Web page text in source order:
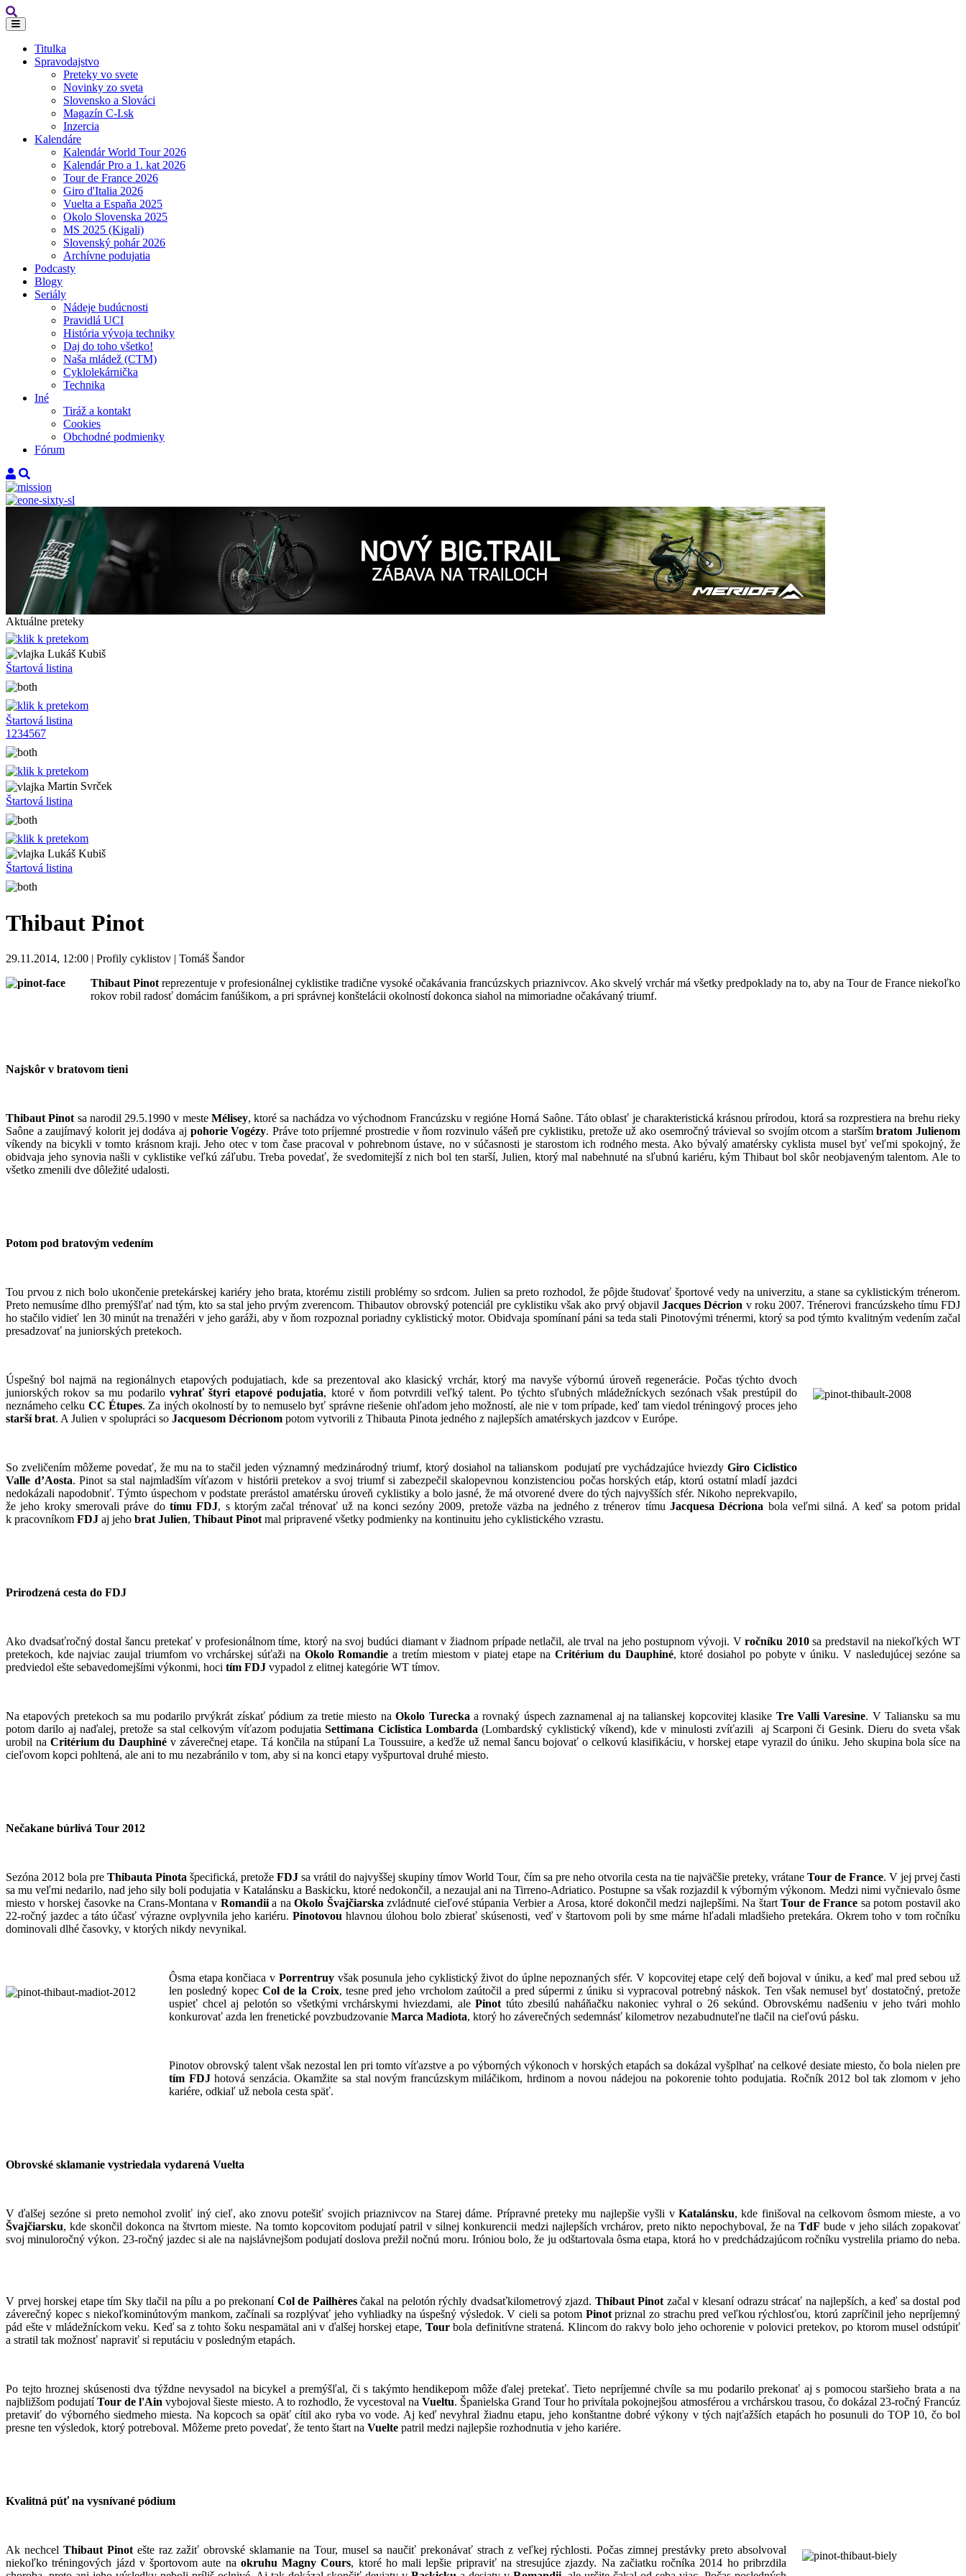
Titulka
Spravodajstvo
Preteky vo svete
Novinky zo sveta
Slovensko a Slováci
Magazín C-I.sk
Inzercia
Kalendáre
Kalendár World Tour 2026
Kalendár Pro a 1. kat 2026
Tour de France 2026
Giro d'Italia 2026
Vuelta a Espaňa 2025
Okolo Slovenska 2025
MS 2025 (Kigali)
Slovenský pohár 2026
Archívne podujatia
Podcasty
Blogy
Seriály
Nádeje budúcnosti
Pravidlá UCI
História vývoja techniky
Daj do toho všetko!
Naša mládež (CTM)
Cyklolekárnička
Technika
Iné
Tiráž a kontakt
Cookies
Obchodné podmienky
Fórum
Aktuálne preteky
Lukáš Kubiš
Štartová listina
Štartová listina
1 234567
Martin Svrček
Štartová listina
Lukáš Kubiš
Štartová listina
Thibaut Pinot
29.11.2014, 12:00 | Profily cyklistov | Tomáš Šandor
Thibaut Pinot reprezentuje v profesionálnej cyklistike tradične vysoké očakávania francúzskych priaznivcov. Ako skvelý vrchár má všetky predpoklady na to, aby na Tour de France niekoľko
rokov robil radosť domácim fanúšikom, a pri správnej konštelácii okolností dokonca siahol na mimoriadne očakávaný triumf.
Najskôr v bratovom tieni
Thibaut Pinot sa narodil 29.5.1990 v meste Mélisey, ktoré sa nachádza vo východnom Francúzsku v regióne Horná Saône. Táto oblasť je charakteristická krásnou prírodou, ktorá sa rozprestiera na brehu rieky
Saône a zaujímavý kolorit jej dodáva aj pohorie Vogézy. Práve toto príjemné prostredie v ňom rozvinulo vášeň pre cyklistiku, pretože už ako osemročný trávieval so svojím otcom a staršímbratom Julienom
víkendy na bicykli v tomto krásnom kraji. Jeho otec v tom čase pracoval v pohrebnom ústave, no v súčasnosti je starostom ich rodného mesta. Ako bývalý amatérsky cyklista musel byť veľmi spokojný, že
obidvaja jeho synovia našli v cyklistike veľkú záľubu. Treba povedať, že svedomitejší z nich bol ten starší, Julien, ktorý mal nabehnuté na sľubnú kariéru, kým Thibaut bol skôr neobjaveným talentom. Ale to
všetko zmenili dve dôležité udalosti.
Potom pod bratovým vedením
Tou prvou z nich bolo ukončenie pretekárskej kariéry jeho brata, ktorému zistili problémy so srdcom. Julien sa preto rozhodol, že pôjde študovať športové vedy na univerzitu, a stane sa cyklistickým trénerom.
Preto nemusíme dlho premýšľať nad tým, kto sa stal jeho prvým zverencom. Thibautov obrovský potenciál pre cyklistiku však ako prvý objavilJacques Décrion v roku 2007. Trénerovi francúzskeho tímu FDJ
ho stačilo vidieť len 30 minút na trenažéri v jeho garáži, aby v ňom rozpoznal poriadny cyklistický motor. Obidvaja spomínaní páni sa teda stali Pinotovými trénermi, ktorý sa pod týmto kvalitným vedením začal
presadzovať na juniorských pretekoch.
Úspešný bol najmä na regionálnych etapových podujatiach, kde sa prezentoval ako klasický vrchár, ktorý ma navyše výbornú úroveň regenerácie. Počas týchto dvoch
juniorských rokov sa mu podarilovyhrať štyri etapové podujatia, ktoré v ňom potvrdili veľký talent. Po týchto sľubných mládežníckych sezónach však prestúpil do
neznámeho celku CC Étupes. Za iných okolností by to nemuselo byť správne riešenie ohľadom jeho možností, ale nie v tom prípade, keď tam viedol tréningový proces jeho
starší brat. A Julien v spolupráci so Jacquesom Décrionom potom vytvorili z Thibauta Pinota jedného z najlepších amatérskych jazdcov v Európe.
So zveličením môžeme povedať, že mu na to stačil jeden významný medzinárodný triumf, ktorý dosiahol na talianskom podujatí pre vychádzajúce hviezdyGiro Ciclistico
Valle d’Aosta. Pinot sa stal najmladším víťazom v histórii pretekov a svoj triumf si zabezpečil skalopevnou konzistenciou počas horských etáp, ktorú ostatní mladí jazdci
nedokázali napodobniť. Týmto úspechom v podstate prerástol amatérsku úroveň cyklistiky a bolo jasné, že má otvorené dvere do tých najvyšších sfér. Nikoho neprekvapilo,
že jeho kroky smerovali práve do tímu FDJ, s ktorým začal trénovať už na konci sezóny 2009, pretože väzba na jedného z trénerov tímuJacquesa Décriona bola veľmi silná. A keď sa potom pridal
k pracovníkom FDJ aj jeho brat Julien, Thibaut Pinot mal pripravené všetky podmienky na kontinuitu jeho cyklistického vzrastu.
Prirodzená cesta do FDJ
Ako dvadsaťročný dostal šancu pretekať v profesionálnom tíme, ktorý na svoj budúci diamant v žiadnom prípade netlačil, ale trval na jeho postupnom vývoji. Vročníku 2010sa predstavil na niekoľkých WT
pretekoch, kde najviac zaujal triumfom vo vrchárskej súťaži na Okolo Romandie a tretím miestom v piatej etape naCritérium du Dauphiné, ktoré dosiahol po pobyte v úniku. V nasledujúcej sezóne sa
predviedol ešte sebavedomejšími výkonmi, hoci tím FDJ vypadol z elitnej kategórie WT tímov.
Na etapových pretekoch sa mu podarilo prvýkrát získať pódium za tretie miesto naOkolo Turecka a rovnaký úspech zaznamenal aj na talianskej kopcovitej klasike Tre Valli Varesine. V Taliansku sa mu
potom darilo aj naďalej, pretože sa stal celkovým víťazom podujatiaSettimana Ciclistica Lombarda (Lombardský cyklistický víkend), kde v minulosti zvíťazili aj Scarponi či Gesink. Dieru do sveta však
urobil na Critérium du Dauphiné v záverečnej etape. Tá končila na stúpaní La Toussuire, a keďže už nemal šancu bojovať o celkovú klasifikáciu, v horskej etape vyrazil do úniku. Jeho skupina bola síce na
cieľovom kopci pohltená, ale ani to mu nezabránilo v tom, aby si na konci etapy vyšpurtoval druhé miesto.
Nečakane búrlivá Tour 2012
Sezóna 2012 bola preThibauta Pinota špecifická, pretožeFDJ sa vrátil do najvyššej skupiny tímov World Tour, čím sa pre neho otvorila cesta na tie najväčšie preteky, vrátane Tour de France. V jej prvej časti
sa mu veľmi nedarilo, nad jeho sily boli podujatia v Katalánsku a Baskicku, ktoré nedokončil, a nezaujal ani na Tirreno-Adriatico. Postupne sa však rozjazdil k výborným výkonom. Medzi nimi vyčnievalo ôsme
miesto v horskej časovke na Crans-Montana v Romandiia na Okolo Švajčiarska zvládnuté cieľové stúpania Verbier a Arosa, ktoré dokončil medzi najlepšími. Na štart Tour de France sa potom postavil ako
22-ročný jazdec a táto účasť výrazne ovplyvnila jeho kariéru.Pinotovou hlavnou úlohou bolo zbierať skúsenosti, veď v štartovom poli by sme márne hľadali mladšieho pretekára. Okrem toho v tom ročníku
dominovali dlhé časovky, v ktorých nikdy nevynikal.
Ôsma etapa končiaca v Porrentruyvšak posunula jeho cyklistický život do úplne nepoznaných sfér. V kopcovitej etape celý deň bojoval v úniku, a keď mal pred sebou už
len posledný kopec Col de la Croix, tesne pred jeho vrcholom zaútočil a pred súpermi z úniku si vypracoval potrebný náskok. Ten však nemusel byť dostatočný, pretože
uspieť chcel aj pelotón so všetkými vrchárskymi hviezdami, alePinot túto zbesilú naháňačku nakoniec vyhral o 26 sekúnd. Obrovskému nadšeniu v jeho tvári mohlo
konkurovať azda len frenetické povzbudzovanie Marca Madiota, ktorý ho záverečných sedemnásť kilometrov nezabudnuteľne tlačil na cieľovú pásku.
Pinotov obrovský talent však nezostal len pri tomto víťazstve a po výborných výkonoch v horských etapách sa dokázal vyšplhať na celkové desiate miesto, čo bola nielen pre
tím FDJhotová senzácia. Okamžite sa stal novým francúzskym miláčikom, hrdinom a novou nádejou na pokorenie tohto podujatia. Ročník 2012 bol tak zlomom v jeho
kariére, odkiaľ už nebola cesta späť.
Obrovské sklamanie vystriedala vydarená Vuelta
V ďalšej sezóne si preto nemohol zvoliť iný cieľ, ako znovu potešiť svojich priaznivcov na Starej dáme. Prípravné preteky mu najlepšie vyšli v Katalánsku, kde finišoval na celkovom ôsmom mieste, a vo
Švajčiarsku, kde skončil dokonca na štvrtom mieste. Na tomto kopcovitom podujatí patril v silnej konkurencii medzi najlepších vrchárov, preto nikto nepochyboval, že na TdF bude v jeho silách zopakovať
svoj minuloročný výkon. 23-ročný jazdec si ale na najslávnejšom podujatí doslova prežil nočnú moru. Iróniou bolo, že ju odštartovala ôsma etapa, ktorá ho v predchádzajúcom ročníku vystrelila priamo do neba.
V prvej horskej etape tím Sky tlačil na pílu a po prekonaní Col de Pailhèresčakal na pelotón rýchly dvadsaťkilometrový zjazd. Thibaut Pinot začal v klesaní odrazu strácať na najlepších, a keď sa dostal pod
záverečný kopec s niekoľkominútovým mankom, začínali sa rozplývať jeho vyhliadky na úspešný výsledok. V cieli sa potom Pinotpriznal zo strachu pred veľkou rýchlosťou, ktorú zapríčinil jeho nepríjemný
pád ešte v mládežníckom veku. Keď sa z tohto šoku nespamätal ani v ďalšej horskej etape, Tourbola definitívne stratená. Klincom do rakvy bolo jeho ochorenie v polovici pretekov, po ktorom musel odstúpiť
a stratil tak možnosť napraviť si reputáciu v posledným etapách.
Po tejto hroznej skúsenosti dva týždne nevysadol na bicykel a premýšľal, či s takýmto hendikepom môže ďalej pretekať. Tieto nepríjemné chvíle sa mu podarilo prekonať aj s pomocou staršieho brata a na
najbližšom podujatíTour de l'Ain vybojoval šieste miesto. A to rozhodlo, že vycestoval naVueltu. Španielska Grand Tour ho privítala pokojnejšou atmosférou a vrchárskou trasou, čo dokázal 23-ročný Francúz
pretaviť do výborného siedmeho miesta. Na kopcoch sa opäť cítil ako ryba vo vode. Aj keď nevyhral žiadnu etapu, jeho konštantne dobré výkony v tých najťažších etapách ho posunuli do TOP 10, čo bol
presne ten výsledok, ktorý potreboval. Môžeme preto povedať, že tento štart na Vuelte patril medzi najlepšie rozhodnutia v jeho kariére.
Kvalitná púť na vysnívané pódium
Ak nechcel Thibaut Pinot ešte raz zažiť obrovské sklamanie na Tour, musel sa naučiť prekonávať strach z veľkej rýchlosti. Počas zimnej prestávky preto absolvoval
niekoľko tréningových jázd v športovom aute na okruhu Magny Cours, ktoré ho mali lepšie pripraviť na stresujúce zjazdy. Na začiatku ročníka 2014 ho pribrzdila